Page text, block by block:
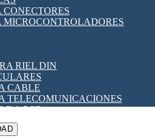
PANEL
DE CARRERA
Y TC'S DE CORRIENTE
LÓGICO PROGRAMABLES
DE HORARIO
CONECTORES
MICROCONTROLADORES
RIEL DIN
CABLE
TELECOMUNICACIONES
A PCB
CABLE